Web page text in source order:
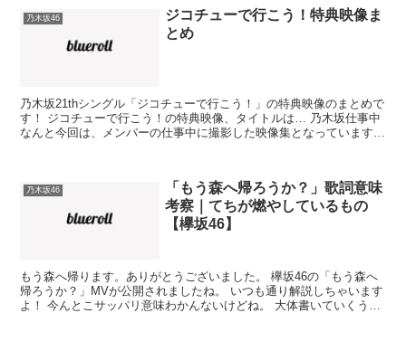
乃木坂46
ジコチューで行こう！特典映像ま
とめ
乃木坂21thシングル「ジコチューで行こう！」の特典映像のまとめで
す！ ジコチューで行こう！の特典映像、タイトルは… 乃木坂仕事中
なんと今回は、メンバーの仕事中に撮影した映像集となっています！
乃木坂46
「もう森へ帰ろうか？」歌詞意味
考察｜てちが燃やしているもの
【欅坂46】
もう森へ帰ります。ありがとうございました。 欅坂46の「もう森へ
帰ろうか？」MVが公開されましたね。 いつも通り解説しちゃいます
よ！ 今んとこサッパリ意味わかんないけどね。 大体書いていくうち